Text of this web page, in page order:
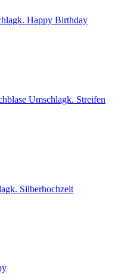
Happy Birthday
Umschlagk. Streifen
Silberhochzeit